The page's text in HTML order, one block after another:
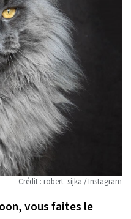
Crédit : robert_sijka / Instagram
vous faites le